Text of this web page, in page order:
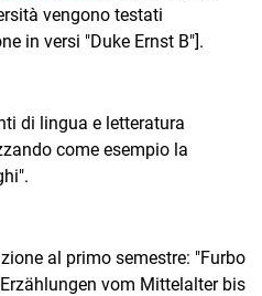
vengono testati
in versi "Duke Ernst B"].
di lingua e letteratura
come esempio la
al primo semestre: "Furbo
vom Mit­tel­alter bis